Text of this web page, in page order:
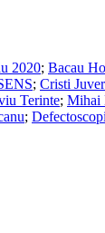
2020; Bacau
; Cristi
Terinte; Mihai
;